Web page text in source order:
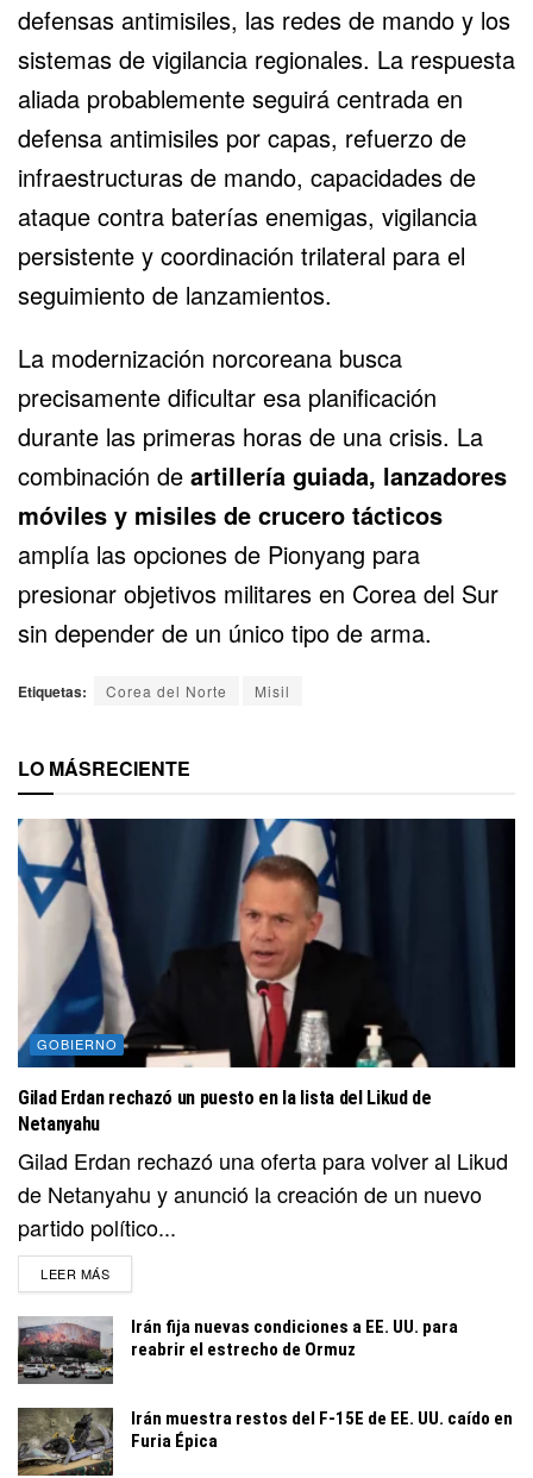
defensas antimisiles, las redes de mando y los
sistemas de vigilancia regionales. La respuesta
aliada probablemente seguirá centrada en
defensa antimisiles por capas, refuerzo de
infraestructuras de mando, capacidades de
ataque contra baterías enemigas, vigilancia
persistente y coordinación trilateral para el
seguimiento de lanzamientos.
La modernización norcoreana busca
precisamente dificultar esa planificación
durante las primeras horas de una crisis. La
combinación de artillería guiada, lanzadores
móviles y misiles de crucero tácticos
amplía las opciones de Pionyang para
presionar objetivos militares en Corea del Sur
sin depender de un único tipo de arma.
Etiquetas: Corea del Norte Misil
LO MÁSRECIENTE
GOBIERNO
Gilad Erdan rechazó un puesto en la lista del Likud de
Netanyahu
Gilad Erdan rechazó una oferta para volver al Likud
de Netanyahu y anunció la creación de un nuevo
partido político...
LEER MÁSDETAILS
Irán fija nuevas condiciones a EE. UU. para
reabrir el estrecho de Ormuz
Irán muestra restos del F-15E de EE. UU. caído en
Furia Épica